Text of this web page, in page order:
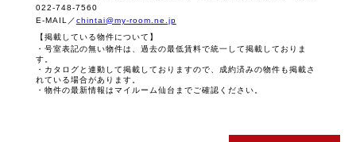
022-748-7560
E-MAIL／chintai@my-room.ne.jp
【掲載している物件について】
・号室表記の無い物件は、過去の最低賃料で統一して掲載しておりま
す。
・カタログと連動して掲載しておりますので、成約済みの物件も掲載さ
れている場合があります。
・物件の最新情報はマイルーム仙台までご確認ください。